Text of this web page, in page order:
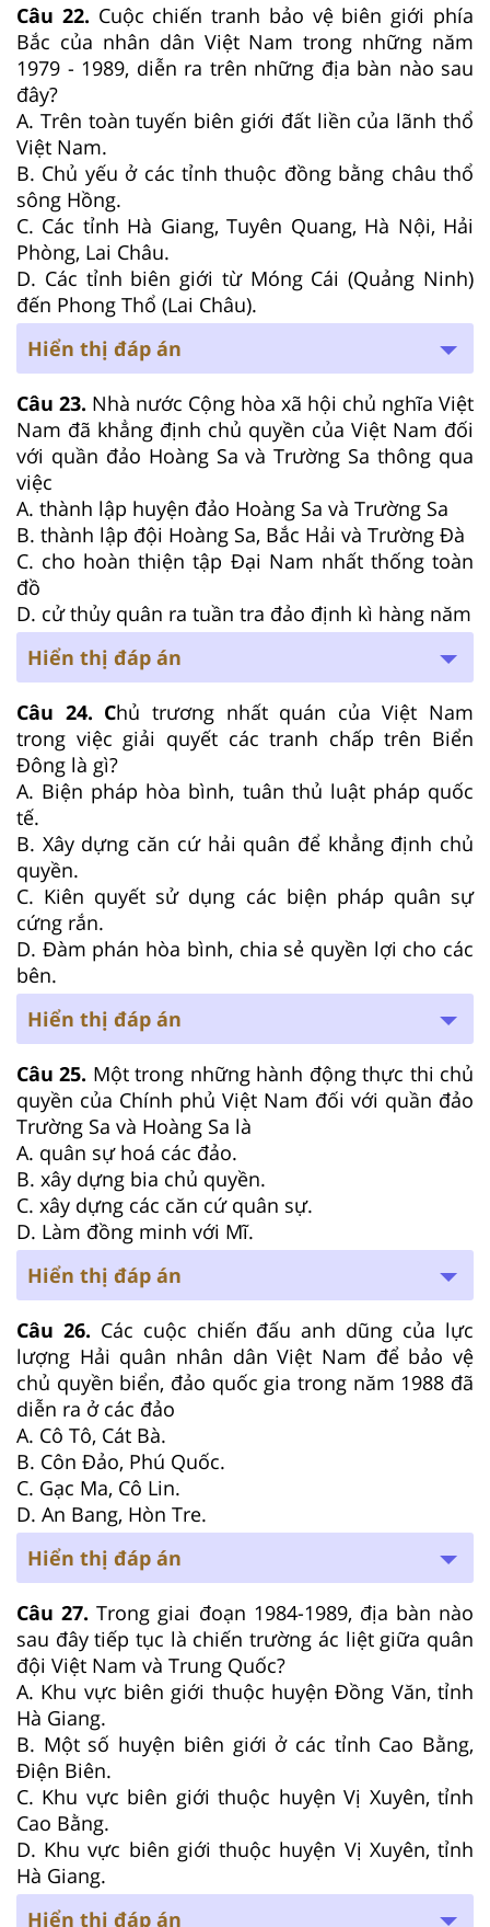
Câu 22. Cuộc chiến tranh bảo vệ biên giới phía
Bắc của nhân dân Việt Nam trong những năm
1979 - 1989, diễn ra trên những địa bàn nào sau
đây?
A. Trên toàn tuyến biên giới đất liền của lãnh thổ
Việt Nam.
B. Chủ yếu ở các tỉnh thuộc đồng bằng châu thổ
sông Hồng.
C. Các tỉnh Hà Giang, Tuyên Quang, Hà Nội, Hải
Phòng, Lai Châu.
D. Các tỉnh biên giới từ Móng Cái (Quảng Ninh)
đến Phong Thổ (Lai Châu).
Hiển thị đáp án
Câu 23. Nhà nước Cộng hòa xã hội chủ nghĩa Việt
Nam đã khẳng định chủ quyền của Việt Nam đối
với quần đảo Hoàng Sa và Trường Sa thông qua
việc
A. thành lập huyện đảo Hoàng Sa và Trường Sa
B. thành lập đội Hoàng Sa, Bắc Hải và Trường Đà
C. cho hoàn thiện tập Đại Nam nhất thống toàn
đồ
D. cử thủy quân ra tuần tra đảo định kì hàng năm
Hiển thị đáp án
Câu 24. Chủ trương nhất quán của Việt Nam
trong việc giải quyết các tranh chấp trên Biển
Đông là gì?
A. Biện pháp hòa bình, tuân thủ luật pháp quốc
tế.
B. Xây dựng căn cứ hải quân để khẳng định chủ
quyền.
C. Kiên quyết sử dụng các biện pháp quân sự
cứng rắn.
D. Đàm phán hòa bình, chia sẻ quyền lợi cho các
bên.
Hiển thị đáp án
Câu 25. Một trong những hành động thực thi chủ
quyền của Chính phủ Việt Nam đối với quần đảo
Trường Sa và Hoàng Sa là
A. quân sự hoá các đảo.
B. xây dựng bia chủ quyền.
C. xây dựng các căn cứ quân sự.
D. Làm đồng minh với Mĩ.
Hiển thị đáp án
Câu 26. Các cuộc chiến đấu anh dũng của lực
lượng Hải quân nhân dân Việt Nam để bảo vệ
chủ quyền biển, đảo quốc gia trong năm 1988 đã
diễn ra ở các đảo
A. Cô Tô, Cát Bà.
B. Côn Đảo, Phú Quốc.
C. Gạc Ma, Cô Lin.
D. An Bang, Hòn Tre.
Hiển thị đáp án
Câu 27. Trong giai đoạn 1984-1989, địa bàn nào
sau đây tiếp tục là chiến trường ác liệt giữa quân
đội Việt Nam và Trung Quốc?
A. Khu vực biên giới thuộc huyện Đồng Văn, tỉnh
Hà Giang.
B. Một số huyện biên giới ở các tỉnh Cao Bằng,
Điện Biên.
C. Khu vực biên giới thuộc huyện Vị Xuyên, tỉnh
Cao Bằng.
D. Khu vực biên giới thuộc huyện Vị Xuyên, tỉnh
Hà Giang.
Hiển thị đáp án